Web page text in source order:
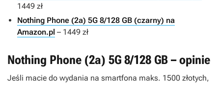
1449 zł
Nothing Phone (2a) 5G 8/128 GB (czarny) na
Amazon.pl – 1449 zł
Nothing Phone (2a) 5G 8/128 GB – opinie
Jeśli macie do wydania na smartfona maks. 1500 złotych,